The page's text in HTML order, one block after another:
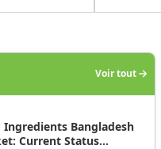
Voir tout
Ingredients Bangladesh
Current Status...